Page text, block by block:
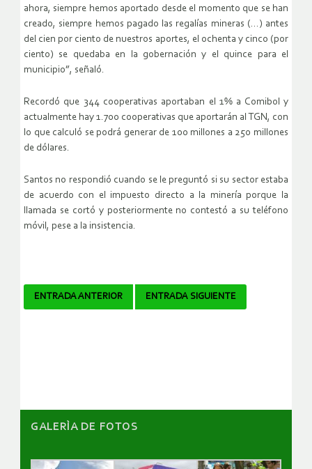
ahora, siempre hemos aportado desde el momento que se han
creado, siempre hemos pagado las regalías mineras (…) antes
del cien por ciento de nuestros aportes, el ochenta y cinco (por
ciento) se quedaba en la gobernación y el quince para el
municipio”, señaló.
Recordó que 344 cooperativas aportaban el 1% a Comibol y
actualmente hay 1.700 cooperativas que aportarán al TGN, con
lo que calculó se podrá generar de 100 millones a 250 millones
de dólares.
Santos no respondió cuando se le preguntó si su sector estaba
de acuerdo con el impuesto directo a la minería porque la
llamada se cortó y posteriormente no contestó a su teléfono
móvil, pese a la insistencia.
Navegador
ENTRADA ANTERIOR ENTRADA SIGUIENTE
GALERÌA DE FOTOS